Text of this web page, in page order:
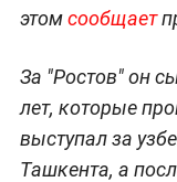
этомсообщает
За "Ростов" он
лет, которые
выступал за
Ташкента, а